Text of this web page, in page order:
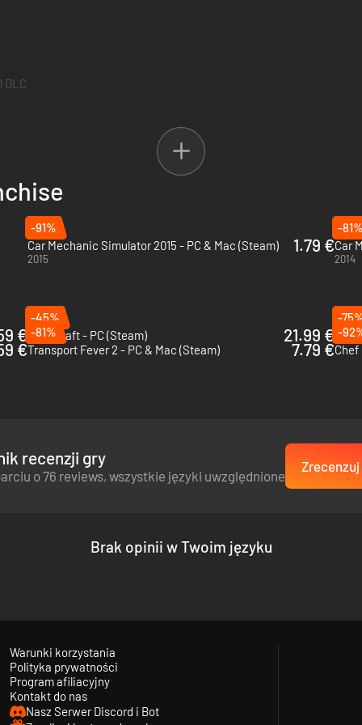
DLC
DLC
-91%
Car Mechanic Simulator 2015 - PC & Mac (Steam)
2015
1.79 €
-
Car
2014
€
-45%
RoadCraft - PC (Steam)
21.99 €
-
€
-81%
Transport Fever 2 - PC & Mac (Steam)
7.79 €
-
recenzji gry
o 76 reviews, wszystkie języki uwzględnione
Brak opinii w Twoim języku
Warunki korzystania
Polityka prywatności
Program afiliacyjny
Kontakt do nas
Nasz Serwer Discord i Bot